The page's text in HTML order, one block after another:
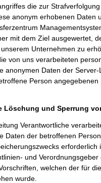
die zur
anonym erhobenen Daten
mit dem Ziel ausgewertet,
Unternehmen zu
von uns verarbeiteten
anonymen Daten der
Person
Löschung und Sperrung
Verantwortliche
Daten der betroffenen
und
welchen der für
wurde.